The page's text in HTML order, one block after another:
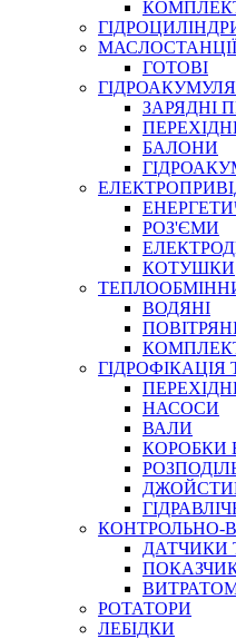
СПЕЦІАЛЬНІ
ГЕРМЕТИКИ
КЛЕЇ, ЦЕМЕНТИ,
РЕМОНТ
БОРЕКС, ЕО
МАСЛОСТАНЦІЇ
ГОТОВІ
ЗАРЯДНІ
БАЛОНИ
РОЗ'ЄМИ
КОТУШКИ
ВОДЯНІ
ГІДРОФІКАЦІЯ
НАСОСИ
ВАЛИ
КОРОБКИ
КОНТРОЛЬНО-
ДАТЧИКИ
РОТАТОРИ
ЛЕБІДКИ